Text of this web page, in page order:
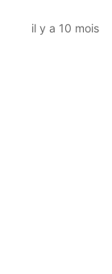
il y a 10 mois